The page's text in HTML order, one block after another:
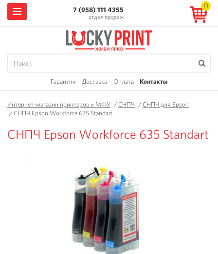
7 (958) 111 4355
отдел продаж
0
Гарантия Доставка Оплата Контакты
Интернет-магазин принтеров и МФУ /СНПЧ /СНПЧ для Epson
/СНПЧ Epson Workforce 635 Standart
СНПЧ Epson Workforce 635 Standart